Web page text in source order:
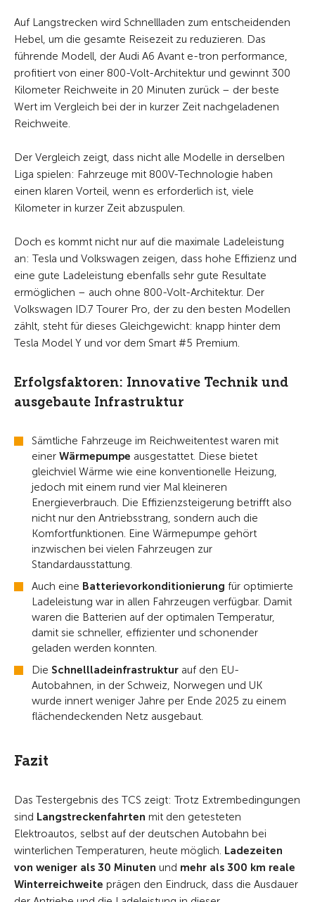
Auf Langstrecken wird Schnellladen zum entscheidenden
Hebel, um die gesamte Reisezeit zu reduzieren. Das
führende Modell, der Audi A6 Avant e-tron performance,
profitiert von einer 800-Volt-Architektur und gewinnt 300
Kilometer Reichweite in 20 Minuten zurück – der beste
Wert im Vergleich bei der in kurzer Zeit nachgeladenen
Reichweite.
Der Vergleich zeigt, dass nicht alle Modelle in derselben
Liga spielen: Fahrzeuge mit 800V-Technologie haben
einen klaren Vorteil, wenn es erforderlich ist, viele
Kilometer in kurzer Zeit abzuspulen.
Doch es kommt nicht nur auf die maximale Ladeleistung
an: Tesla und Volkswagen zeigen, dass hohe Effizienz und
eine gute Ladeleistung ebenfalls sehr gute Resultate
ermöglichen – auch ohne 800-Volt-Architektur. Der
Volkswagen ID.7 Tourer Pro, der zu den besten Modellen
zählt, steht für dieses Gleichgewicht: knapp hinter dem
Tesla Model Y und vor dem Smart #5 Premium.
Erfolgsfaktoren: Innovative Technik und
ausgebaute Infrastruktur
Sämtliche Fahrzeuge im Reichweitentest waren mit
einer Wärmepumpe ausgestattet. Diese bietet
gleichviel Wärme wie eine konventionelle Heizung,
jedoch mit einem rund vier Mal kleineren
Energieverbrauch. Die Effizienzsteigerung betrifft also
nicht nur den Antriebsstrang, sondern auch die
Komfortfunktionen. Eine Wärmepumpe gehört
inzwischen bei vielen Fahrzeugen zur
Standardausstattung.
Auch eine Batterievorkonditionierung für optimierte
Ladeleistung war in allen Fahrzeugen verfügbar. Damit
waren die Batterien auf der optimalen Temperatur,
damit sie schneller, effizienter und schonender
geladen werden konnten.
Die Schnellladeinfrastruktur auf den EU-
Autobahnen, in der Schweiz, Norwegen und UK
wurde innert weniger Jahre per Ende 2025 zu einem
flächendeckenden Netz ausgebaut.
Fazit
Das Testergebnis des TCS zeigt: Trotz Extrembedingungen
sind Langstreckenfahrten mit den getesteten
Elektroautos, selbst auf der deutschen Autobahn bei
winterlichen Temperaturen, heute möglich. Ladezeiten
von weniger als 30 Minuten und mehr als 300 km reale
Winterreichweite prägen den Eindruck, dass die Ausdauer